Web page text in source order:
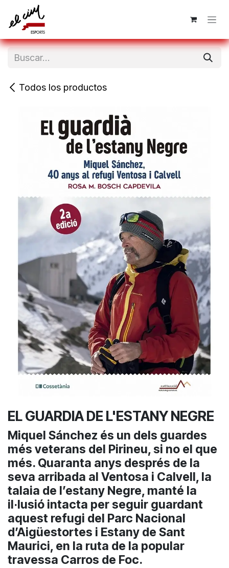
Ir al contenido
Todos los productos
EL GUARDIA DE L'ESTANY NEGRE
Miquel Sánchez és un dels guardes
més veterans del Pirineu, si no el que
més. Quaranta anys després de la
seva arribada al Ventosa i Calvell, la
talaia de l’estany Negre, manté la
il·lusió intacta per seguir guardant
aquest refugi del Parc Nacional
d’Aigüestortes i Estany de Sant
Maurici, en la ruta de la popular
travessa Carros de Foc.